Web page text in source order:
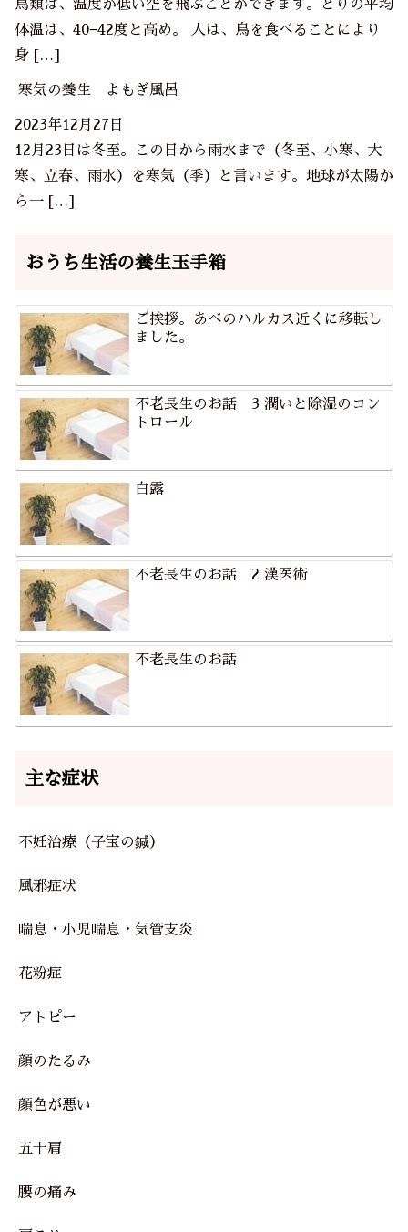
鳥類は、温度が低い空を飛ぶことができます。とりの平均
体温は、40−42度と高め。 人は、鳥を食べることにより
身 […]
寒気の養生 よもぎ風呂
2023年12月27日
12月23日は冬至。この日から雨水まで（冬至、小寒、大
寒、立春、雨水）を寒気（季）と言います。地球が太陽か
ら一 […]
おうち生活の養生玉手箱
ご挨拶。あべのハルカス近くに移転し
ました。
不老長生のお話 3 潤いと除湿のコン
トロール
白露
不老長生のお話 2 漢医術
不老長生のお話
主な症状
不妊治療（子宝の鍼）
風邪症状
喘息・小児喘息・気管支炎
花粉症
アトピー
顔のたるみ
顔色が悪い
五十肩
腰の痛み